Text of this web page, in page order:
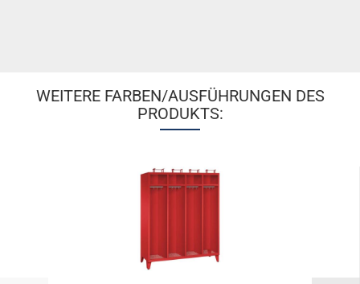
WEITERE FARBEN/AUSFÜHRUNGEN DES
PRODUKTS: